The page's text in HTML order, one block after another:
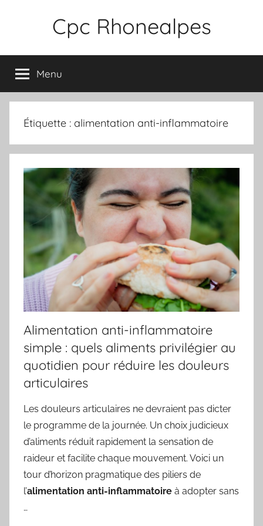
Cpc Rhonealpes
Menu
Étiquette : alimentation anti-inflammatoire
Alimentation anti-inflammatoire
simple : quels aliments privilégier au
quotidien pour réduire les douleurs
articulaires
Les douleurs articulaires ne devraient pas dicter
le programme de la journée. Un choix judicieux
d’aliments réduit rapidement la sensation de
raideur et facilite chaque mouvement. Voici un
tour d’horizon pragmatique des piliers de
l’alimentation anti-inflammatoire à adopter sans
…